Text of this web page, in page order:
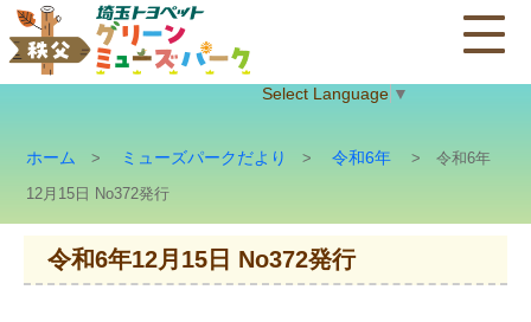
Select Language ▼
ホーム > ミューズパークだより > 令和6年 > 令和6年
12月15日 No372発行
令和6年12月15日 No372発行